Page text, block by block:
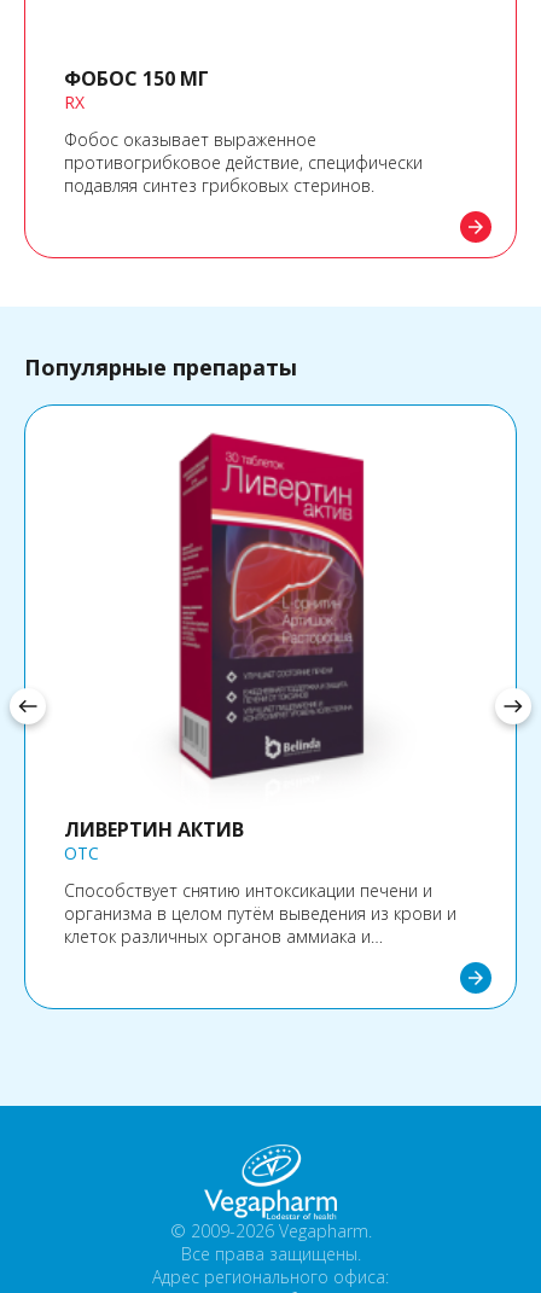
ФОБОС 150 МГ
RX
Фобос оказывает выраженное
противогрибковое действие, специфически
подавляя синтез грибковых стеринов.
arrow_forward
Популярные препараты
ЛИВЕРТИН АКТИВ
OTC
Способствует снятию интоксикации печени и
организма в целом путём выведения из крови и
клеток различных органов аммиака и
белкового обмена в организме.
arrow_forward
west east
© 2009-2026 Vegapharm.
Все права защищены.
Адрес регионального офиса: